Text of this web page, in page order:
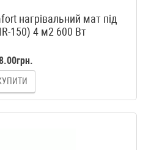
нагрівальний мат під
150) 4 м2 600 Вт